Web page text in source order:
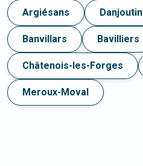
Argiésans Danjoutin
Banvillars Bavilliers
Châtenois-les-Forges
Meroux-Moval